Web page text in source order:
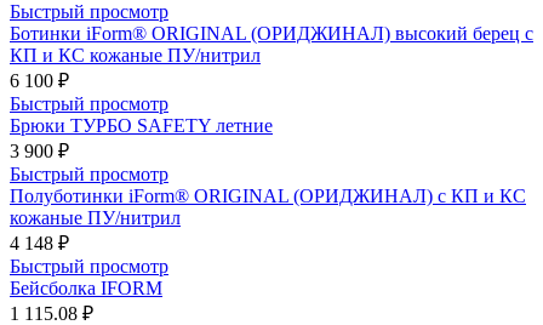
Быстрый просмотр
Ботинки iForm® ORIGINAL (ОРИДЖИНАЛ) высокий берец с
КП и КС кожаные ПУ/нитрил
6 100 ₽
Быстрый просмотр
Брюки ТУРБО SAFETY летние
3 900 ₽
Быстрый просмотр
Полуботинки iForm® ORIGINAL (ОРИДЖИНАЛ) с КП и КС
кожаные ПУ/нитрил
4 148 ₽
Быстрый просмотр
Бейсболка IFORM
1 115.08 ₽